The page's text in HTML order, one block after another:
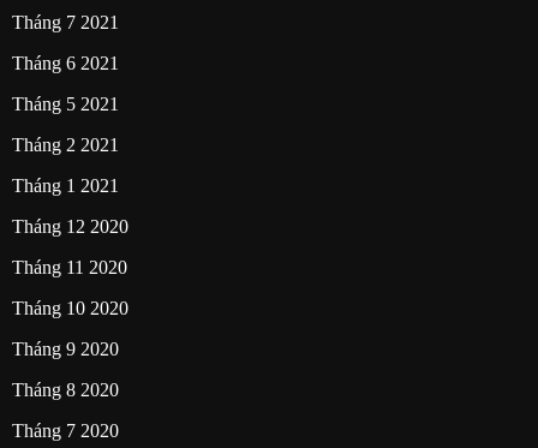
Tháng 7 2021
Tháng 6 2021
Tháng 5 2021
Tháng 2 2021
Tháng 1 2021
Tháng 12 2020
Tháng 11 2020
Tháng 10 2020
Tháng 9 2020
Tháng 8 2020
Tháng 7 2020